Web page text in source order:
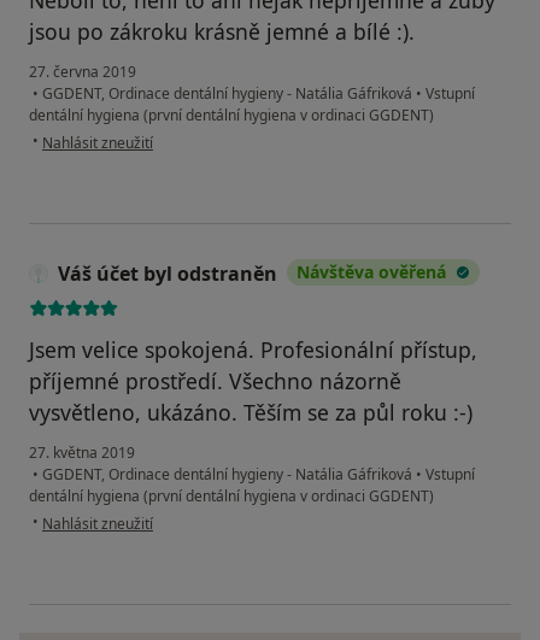
jsou po zákroku krásně jemné a bílé :).
27. června 2019
• GGDENT, Ordinace dentální hygieny - Natália Gáfriková • Vstupní
dentální hygiena (první dentální hygiena v ordinaci GGDENT)
• podle názoru uživatele Váš účet byl odstraněn
Nahlásit zneužití
Váš účet byl odstraněn Návštěva ověřená
Jsem velice spokojená. Profesionální přístup,
příjemné prostředí. Všechno názorně
vysvětleno, ukázáno. Těším se za půl roku :-)
27. května 2019
• GGDENT, Ordinace dentální hygieny - Natália Gáfriková • Vstupní
dentální hygiena (první dentální hygiena v ordinaci GGDENT)
• podle názoru uživatele Váš účet byl odstraněn
Nahlásit zneužití